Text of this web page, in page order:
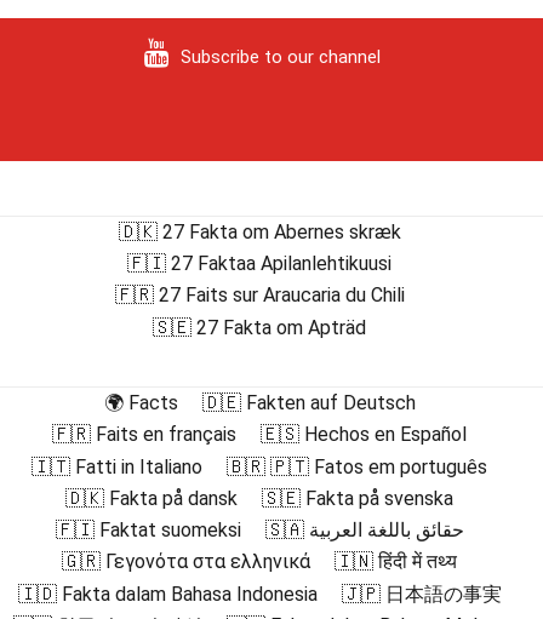
Subscribe to our channel
🇩🇰 27 Fakta om Abernes skræk
🇫🇮 27 Faktaa Apilanlehtikuusi
🇫🇷 27 Faits sur Araucaria du Chili
🇸🇪 27 Fakta om Apträd
🌍 Facts
🇩🇪 Fakten auf Deutsch
🇫🇷 Faits en français
🇪🇸 Hechos en Español
🇮🇹 Fatti in Italiano
🇧🇷 🇵🇹 Fatos em português
🇩🇰 Fakta på dansk
🇸🇪 Fakta på svenska
🇫🇮 Faktat suomeksi
🇸🇦 حقائق باللغة العربية
🇬🇷 Γεγονότα στα ελληνικά
🇮🇳 हिंदी में तथ्य
🇮🇩 Fakta dalam Bahasa Indonesia
🇯🇵 日本語の事実